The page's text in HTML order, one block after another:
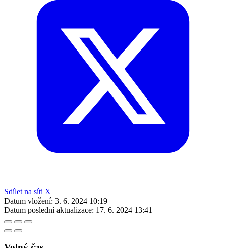
Sdílet na síti X
Datum vložení: 3. 6. 2024 10:19
Datum poslední aktualizace: 17. 6. 2024 13:41